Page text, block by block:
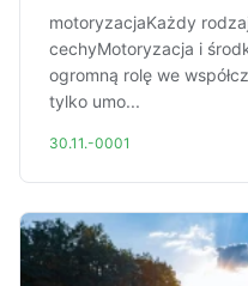
motoryzacjaKażdy
cechyMotoryzacja i
ogromną rolę we
tylko umo...
30.11.-0001